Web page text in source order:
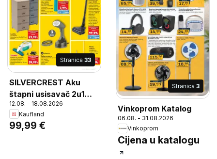
Stranica 33
SILVERCREST Aku
štapni usisavač 2u1
aqua SASA, 2u1 suho
usisavanje i mokro
brisanje upotreba kao
12.08. - 18.08.2026
Kaufland
99,99 €
Stranica 3
Vinkoprom Katalog
06.08. - 31.08.2026
Vinkoprom
Cijena u katalogu